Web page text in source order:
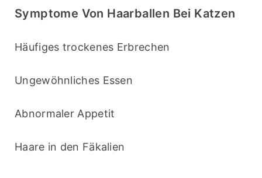
Symptome Von Haarballen Bei Katzen
Häufiges trockenes Erbrechen
Ungewöhnliches Essen
Abnormaler Appetit
Haare in den Fäkalien